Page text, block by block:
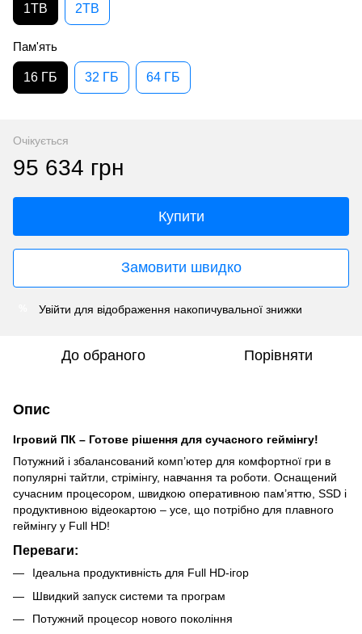
1TB 2TB
Пам'ять
16 ГБ 32 ГБ 64 ГБ
Очікується
95 634 грн
Купити
Замовити швидко
Увійти для відображення накопичувальної знижки
До обраного Порівняти
Опис
Ігровий ПК – Готове рішення для сучасного геймінгу!
Потужний і збалансований комп’ютер для комфортної гри в
популярні тайтли, стрімінгу, навчання та роботи. Оснащений
сучасним процесором, швидкою оперативною пам’яттю, SSD і
продуктивною відеокартою – усе, що потрібно для плавного
геймінгу у Full HD!
Переваги:
Ідеальна продуктивність для Full HD-ігор
Швидкий запуск системи та програм
Потужний процесор нового покоління